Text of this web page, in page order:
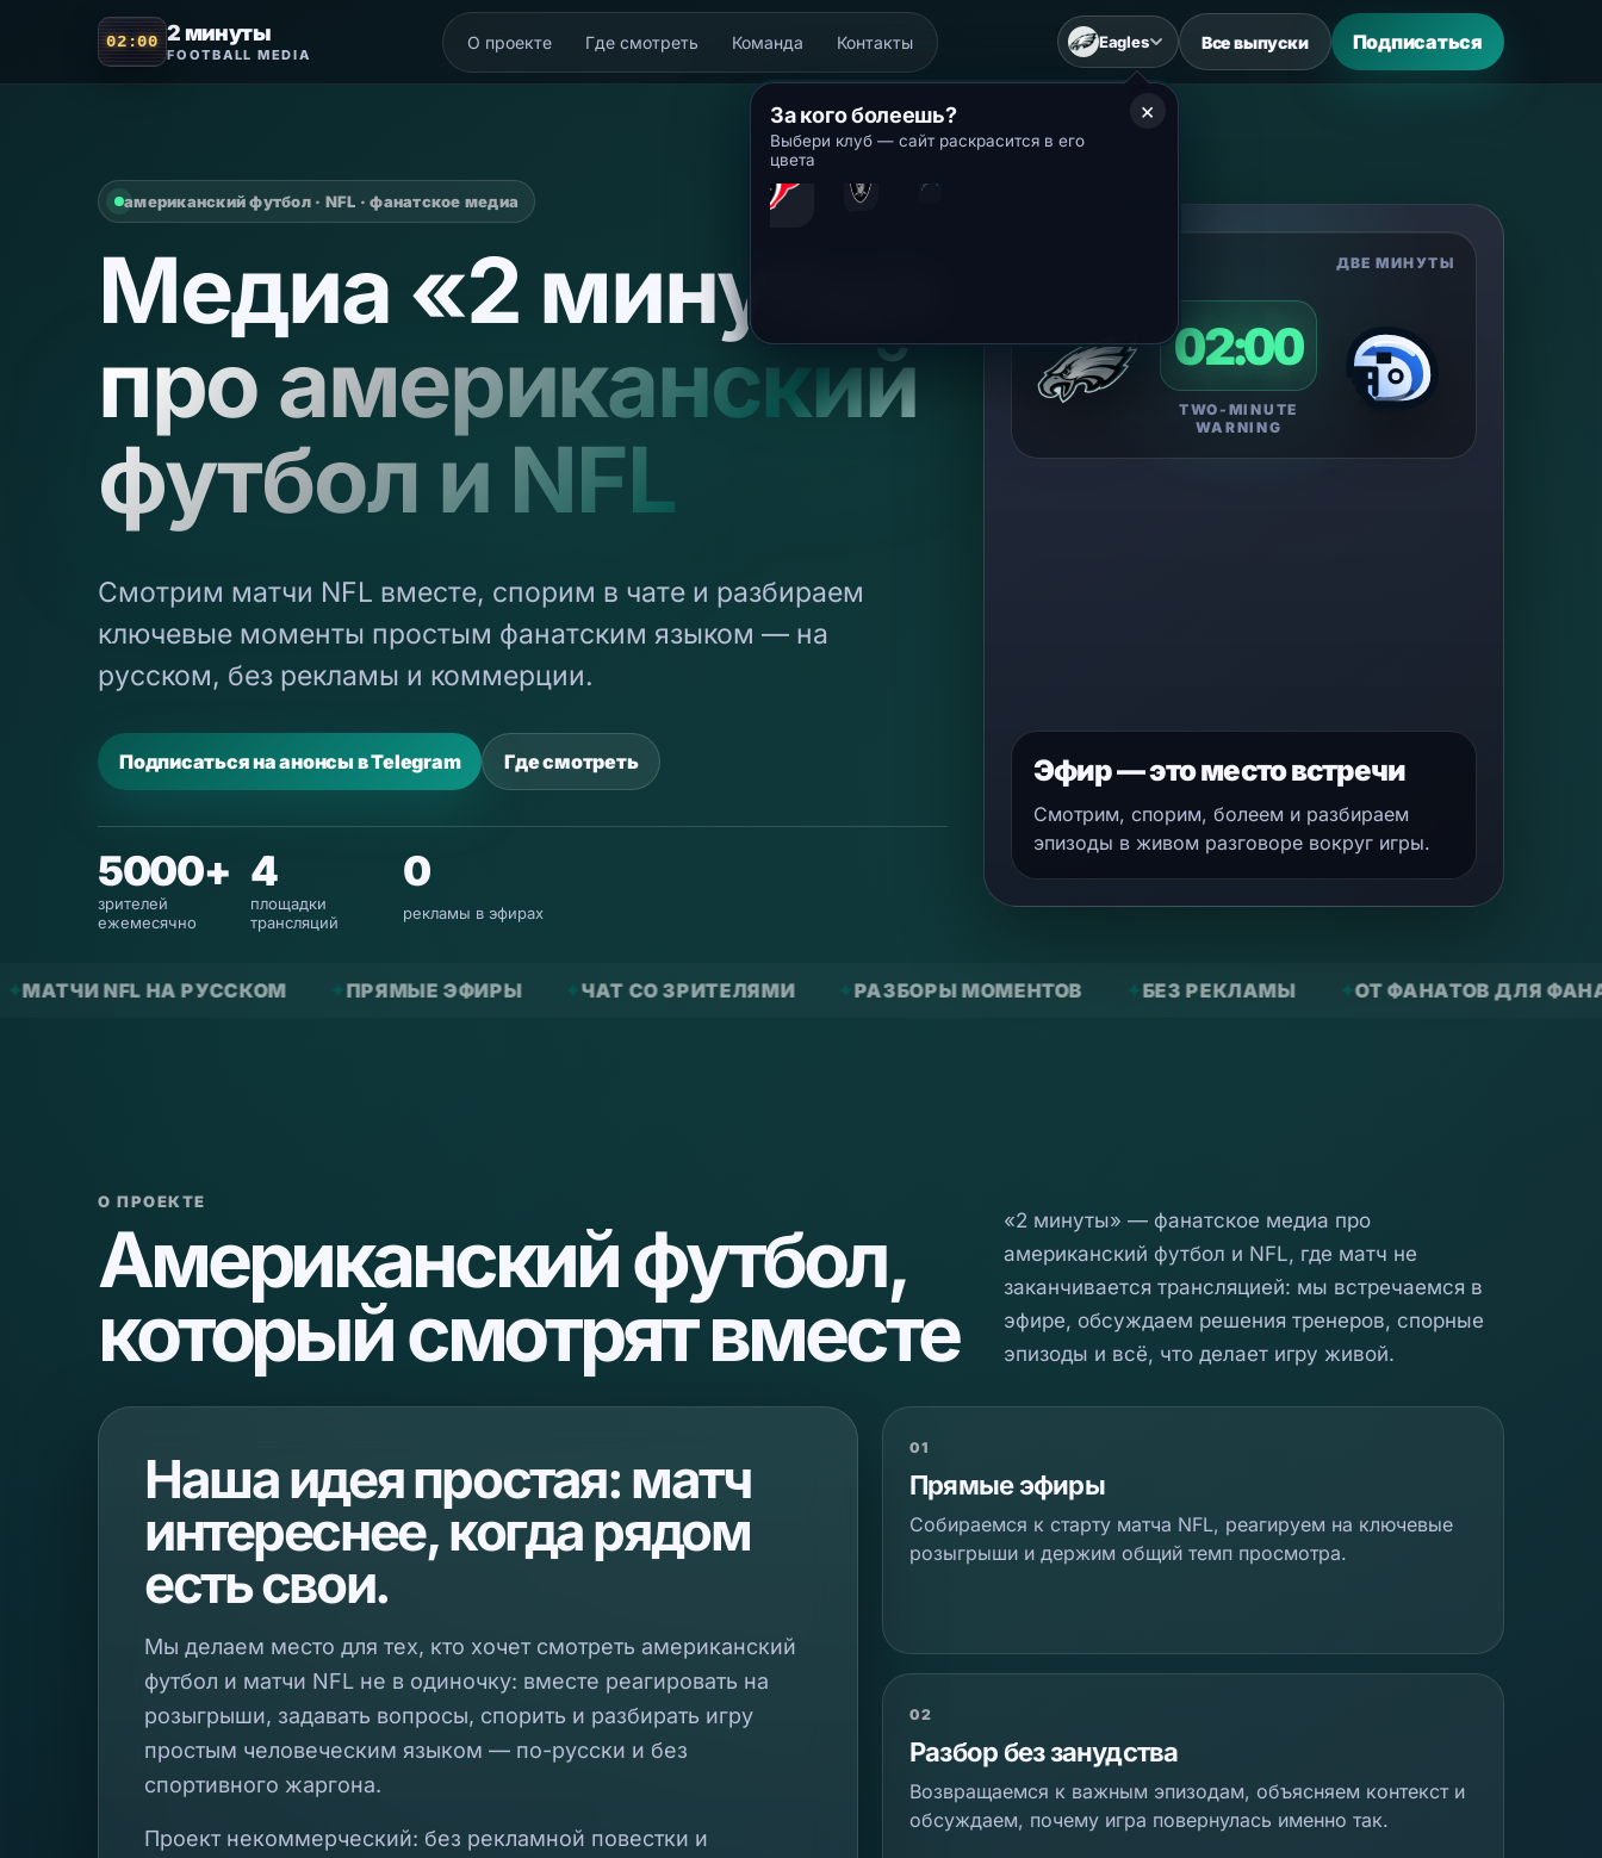
2 минуты
FOOTBALL MEDIA
О проекте Где смотреть Команда Контакты Eagles Все выпуски Подписаться
американский футбол · NFL · фанатское медиа
Медиа «2 минуты»
про американский
футбол и NFL
Смотрим матчи NFL вместе, спорим в чате и разбираем
ключевые моменты простым фанатским языком — на
русском, без рекламы и коммерции.
Подписаться на анонсы в Telegram Где смотреть
5000+
зрителей
ежемесячно
4
площадки
трансляций
0
рекламы в эфирах
ДВЕ МИНУТЫ
02:00
TWO-MINUTE
WARNING
Эфир — это место встречи
Смотрим, спорим, болеем и разбираем
эпизоды в живом разговоре вокруг игры.
ПРЯМЫЕ ЭФИРЫ ЧАТ СО ЗРИТЕЛЯМИ РАЗБОРЫ МОМЕНТОВ БЕЗ РЕКЛАМЫ ОТ ФАНАТОВ ДЛЯ ФАНАТОВ МАТЧИ
О ПРОЕКТЕ
Американский футбол,
который смотрят вместе
«2 минуты» — фанатское медиа про
американский футбол и NFL, где матч не
заканчивается трансляцией: мы встречаемся в
эфире, обсуждаем решения тренеров, спорные
эпизоды и всё, что делает игру живой.
Наша идея простая: матч
интереснее, когда рядом
есть свои.
Мы делаем место для тех, кто хочет смотреть американский
футбол и матчи NFL не в одиночку: вместе реагировать на
розыгрыши, задавать вопросы, спорить и разбирать игру
простым человеческим языком — по-русски и без
спортивного жаргона.
Проект некоммерческий: без рекламной повестки и
01
Прямые эфиры
Собираемся к старту матча NFL, реагируем на ключевые
розыгрыши и держим общий темп просмотра.
02
Разбор без занудства
Возвращаемся к важным эпизодам, объясняем контекст и
обсуждаем, почему игра повернулась именно так.
×
За кого болеешь?
Выбери клуб — сайт раскрасится в его
цвета